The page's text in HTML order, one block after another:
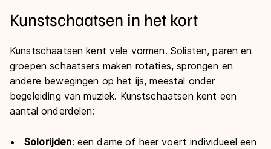
Natuurijs
Kunstschaatsen
Historie & statistiek
Inschrijven wedstrijden
Deze zomer de weg op
Waar kan ik schaatsen en skaten?
Schaatsfans
Alles voor jou als schaatsfan
Evenementen
Tickets
Word schaatsfan!
Olympische Spelen
Olympische Spelen
Medaille overzicht
Medaillespiegel
Kunstschaatsen in het kort
Kunstschaatsen kent vele vormen. Solisten, paren en
groepen schaatsers maken rotaties, sprongen en
andere bewegingen op het ijs, meestal onder
begeleiding van muziek. Kunstschaatsen kent een
aantal onderdelen:
Solorijden: een dame of heer voert individueel een